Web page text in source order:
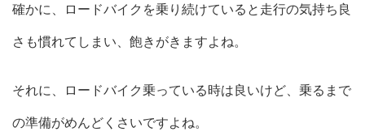
確かに、ロードバイクを乗り続けていると走行の気持ち良
さも慣れてしまい、飽きがきますよね。
それに、ロードバイク乗っている時は良いけど、乗るまで
の準備がめんどくさいですよね。